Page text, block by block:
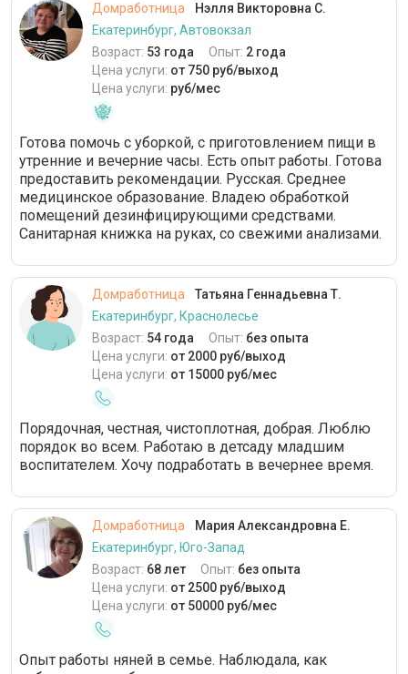
Домработница
Нэлля Викторовна С.
Екатеринбург, Автовокзал
Возраст: 53 года Опыт: 2 года
Цена услуги: от 750 руб/выход
Цена услуги: руб/мес
Готова помочь с уборкой, с приготовлением пищи в
утренние и вечерние часы. Есть опыт работы. Готова
предоставить рекомендации. Русская. Среднее
медицинское образование. Владею обработкой
помещений дезинфицирующими средствами.
Санитарная книжка на руках, со свежими анализами.
Домработница
Татьяна Геннадьевна Т.
Екатеринбург, Краснолесье
Возраст: 54 года Опыт: без опыта
Цена услуги: от 2000 руб/выход
Цена услуги: от 15000 руб/мес
Порядочная, честная, чистоплотная, добрая. Люблю
порядок во всем. Работаю в детсаду младшим
воспитателем. Хочу подработать в вечернее время.
Домработница
Мария Александровна Е.
Екатеринбург, Юго-Запад
Возраст: 68 лет Опыт: без опыта
Цена услуги: от 2500 руб/выход
Цена услуги: от 50000 руб/мес
Опыт работы няней в семье. Наблюдала, как